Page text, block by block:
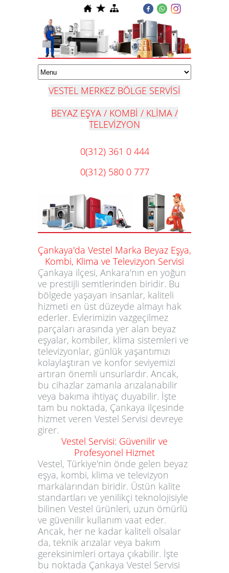
VESTEL MERKEZ BÖLGE SERVİSİ
BEYAZ EŞYA / KOMBİ / KLİMA /
TELEVİZYON
0(312) 361 0 444
0(312) 580 0 777
Çankaya'da Vestel Marka Beyaz Eşya,
Kombi, Klima ve Televizyon Servisi
Çankaya ilçesi, Ankara'nın en yoğun
ve prestijli semtlerinden biridir. Bu
bölgede yaşayan insanlar, kaliteli
hizmeti en üst düzeyde almayı hak
ederler. Evlerimizin vazgeçilmez
parçaları arasında yer alan beyaz
eşyalar, kombiler, klima sistemleri ve
televizyonlar, günlük yaşantımızı
kolaylaştıran ve konfor seviyemizi
artıran önemli unsurlardır. Ancak,
bu cihazlar zamanla arızalanabilir
veya bakıma ihtiyaç duyabilir. İşte
tam bu noktada, Çankaya ilçesinde
hizmet veren Vestel Servisi devreye
girer.
Vestel Servisi: Güvenilir ve
Profesyonel Hizmet
Vestel, Türkiye'nin önde gelen beyaz
eşya, kombi, klima ve televizyon
markalarından biridir. Üstün kalite
standartları ve yenilikçi teknolojisiyle
bilinen Vestel ürünleri, uzun ömürlü
ve güvenilir kullanım vaat eder.
Ancak, her ne kadar kaliteli olsalar
da, teknik arızalar veya bakım
gereksinimleri ortaya çıkabilir. İşte
bu noktada Çankaya Vestel Servisi